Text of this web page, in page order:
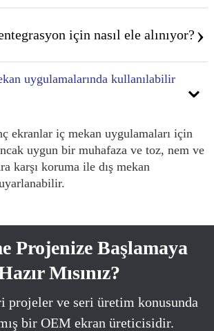
için nasıl ele alınıyor? ›
uygulamalarında kullanılabilir
⌄
ekranlar iç mekan uygulamaları için
uygun bir muhafaza ve toz, nem ve
karşı koruma ile dış mekan
Projenize Başlamaya
Mısınız?
projeler ve seri üretim konusunda
bir OEM ekran üreticisidir.